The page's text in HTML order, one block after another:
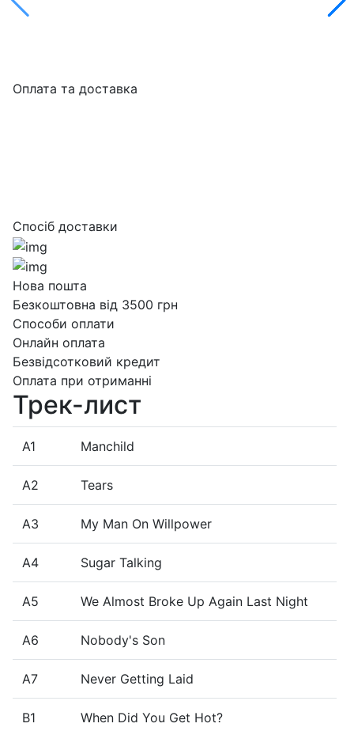
Оплата та доставка
Спосіб доставки
Нова пошта
Безкоштовна від 3500 грн
Способи оплати
Онлайн оплата
Безвідсотковий кредит
Оплата при отриманні
Трек-лист
A1 Manchild
A2 Tears
A3 My Man On Willpower
A4 Sugar Talking
A5 We Almost Broke Up Again Last Night
A6 Nobody's Son
A7 Never Getting Laid
B1 When Did You Get Hot?